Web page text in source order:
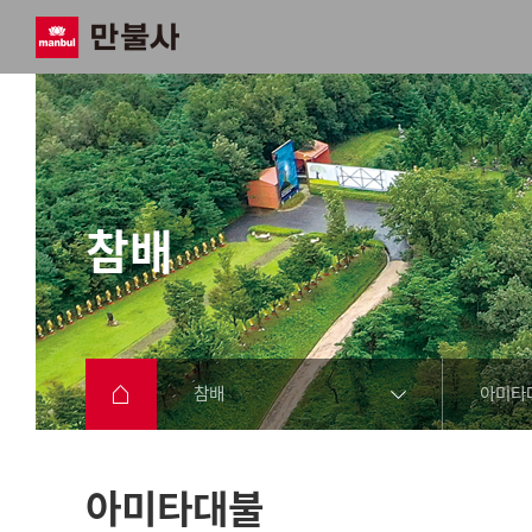
참배
참배 아미타
아미타대불